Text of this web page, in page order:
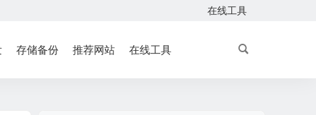
在线工具
存储备份 推荐网站 在线工具